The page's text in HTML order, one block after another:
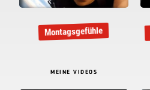
Montagsgefühle
MEINE VIDEOS